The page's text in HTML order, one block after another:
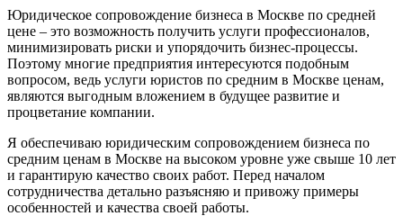
Юридическое сопровождение бизнеса в Москве по средней
цене – это возможность получить услуги профессионалов,
минимизировать риски и упорядочить бизнес-процессы.
Поэтому многие предприятия интересуются подобным
вопросом, ведь услуги юристов по средним в Москве ценам,
являются выгодным вложением в будущее развитие и
процветание компании.
Я обеспечиваю юридическим сопровождением бизнеса по
средним ценам в Москве на высоком уровне уже свыше 10 лет
и гарантирую качество своих работ. Перед началом
сотрудничества детально разъясняю и привожу примеры
особенностей и качества своей работы.